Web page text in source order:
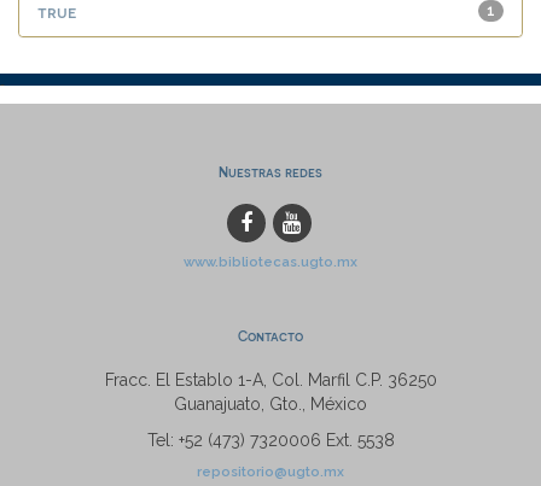
1
true
Nuestras redes
www.bibliotecas.ugto.mx
Contacto
Fracc. El Establo 1-A, Col. Marfil C.P. 36250
Guanajuato, Gto., México
Tel: +52 (473) 7320006 Ext. 5538
repositorio@ugto.mx